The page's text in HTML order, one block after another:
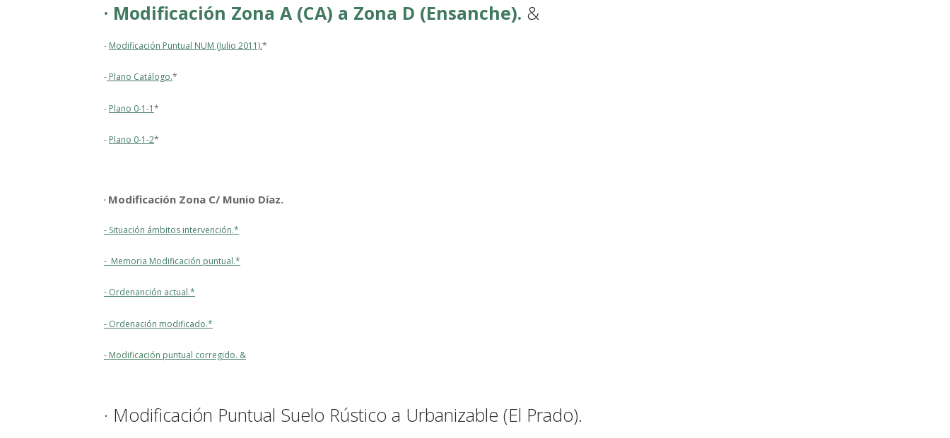
· Modificación Zona A (CA) a Zona D (Ensanche). &
- Modificación Puntual NUM (Julio 2011).*
- Plano Catálogo.*
- Plano 0-1-1*
- Plano 0-1-2*
· Modificación Zona C/ Munio Díaz.
- Situación ámbitos intervención.*
- Memoria Modificación puntual.*
- Ordenanción actual.*
- Ordenación modificado.*
- Modificación puntual corregido. &
· Modificación Puntual Suelo Rústico a Urbanizable (El Prado).